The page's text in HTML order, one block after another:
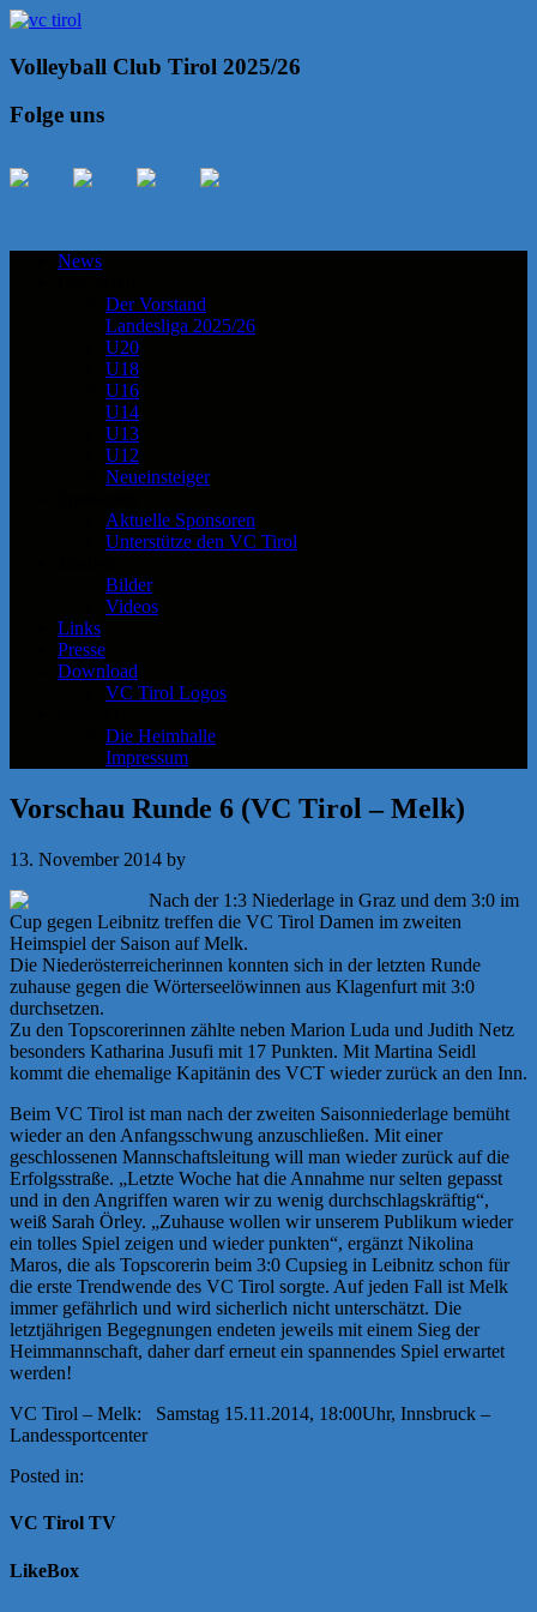
Volleyball Club Tirol 2025/26
Folge uns
News
Der Vorstand
Landesliga 2025/26
U20
U18
U16
U14
U13
U12
Neueinsteiger
Aktuelle Sponsoren
Unterstütze den VC Tirol
Bilder
Videos
Links
Presse
Download
VC Tirol Logos
Die Heimhalle
Impressum
Vorschau Runde 6 (VC Tirol – Melk)
13. November 2014 by
Nach der 1:3 Niederlage in Graz und dem 3:0 im
Cup gegen Leibnitz treffen die VC Tirol Damen im zweiten
Heimspiel der Saison auf Melk.
Die Niederösterreicherinnen konnten sich in der letzten Runde
zuhause gegen die Wörterseelöwinnen aus Klagenfurt mit 3:0
durchsetzen.
Zu den Topscorerinnen zählte neben Marion Luda und Judith Netz
besonders Katharina Jusufi mit 17 Punkten. Mit Martina Seidl
kommt die ehemalige Kapitänin des VCT wieder zurück an den Inn.
Beim VC Tirol ist man nach der zweiten Saisonniederlage bemüht
wieder an den Anfangsschwung anzuschließen. Mit einer
geschlossenen Mannschaftsleitung will man wieder zurück auf die
Erfolgsstraße. „Letzte Woche hat die Annahme nur selten gepasst
und in den Angriffen waren wir zu wenig durchschlagskräftig“,
weiß Sarah Örley. „Zuhause wollen wir unserem Publikum wieder
ein tolles Spiel zeigen und wieder punkten“, ergänzt Nikolina
Maros, die als Topscorerin beim 3:0 Cupsieg in Leibnitz schon für
die erste Trendwende des VC Tirol sorgte. Auf jeden Fall ist Melk
immer gefährlich und wird sicherlich nicht unterschätzt. Die
letztjährigen Begegnungen endeten jeweils mit einem Sieg der
Heimmannschaft, daher darf erneut ein spannendes Spiel erwartet
werden!
VC Tirol – Melk: Samstag 15.11.2014, 18:00Uhr, Innsbruck –
Landessportcenter
Posted in:
VC Tirol TV
LikeBox